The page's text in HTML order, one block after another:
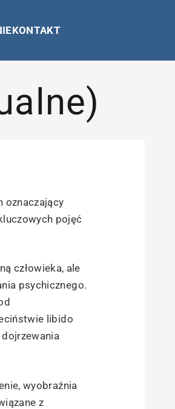
KONTAKT
oznaczający
pojęć
człowieka, ale
psychicznego.
libido
wyobraźnia
z